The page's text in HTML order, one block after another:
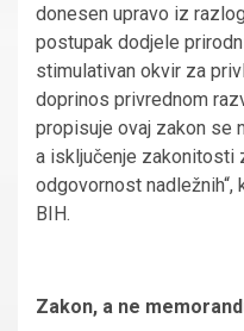
donesen upravo iz
postupak dodjele
stimulativan okvir za
doprinos privrednom
propisuje ovaj zakon se
a isključenje zakonitosti
odgovornost nadležnih“,
BIH.
Zakon, a ne